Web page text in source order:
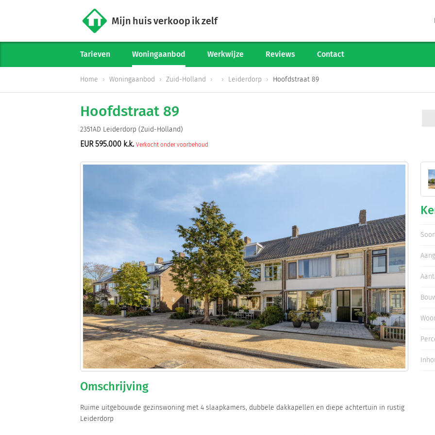
Woningaanbod
Werkwijze
Verkoop starten
Inloggen
Mijn huis verkoop ik zelf
Tarieven Woningaanbod Werkwijze Reviews Contact
Home Woningaanbod Zuid-Holland Leiderdorp Hoofdstraat 89
Hoofdstraat 89
2351AD Leiderdorp (Zuid-Holland)
EUR 595.000 k.k. Verkocht onder voorbehoud
Omschrijving
Ruime uitgebouwde gezinswoning met 4 slaapkamers, dubbele dakkapellen en diepe achtertuin in rustig
Leiderdorp